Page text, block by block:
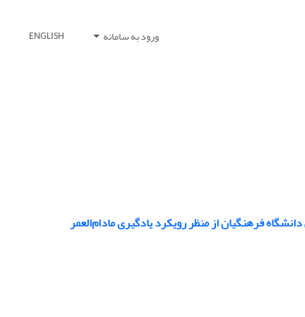
ورود به سامانه ENGLISH
فرهنگیان از منظر رویکرد یادگیری مادام‌العمر